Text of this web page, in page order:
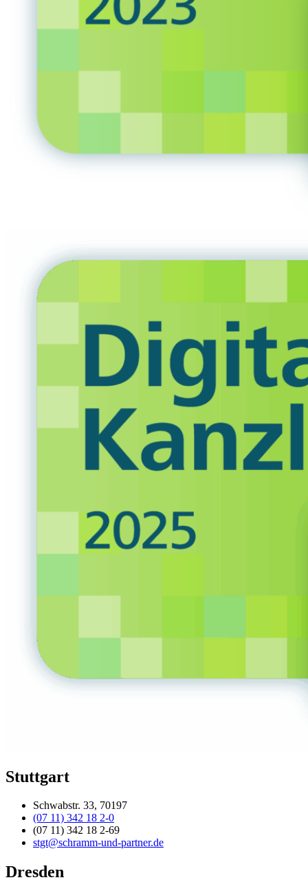
Stuttgart
Schwabstr. 33, 70197
(07 11) 342 18 2-0
(07 11) 342 18 2-69
stgt@schramm-und-partner.de
Dresden